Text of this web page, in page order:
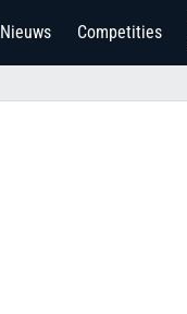
Nieuws Competities